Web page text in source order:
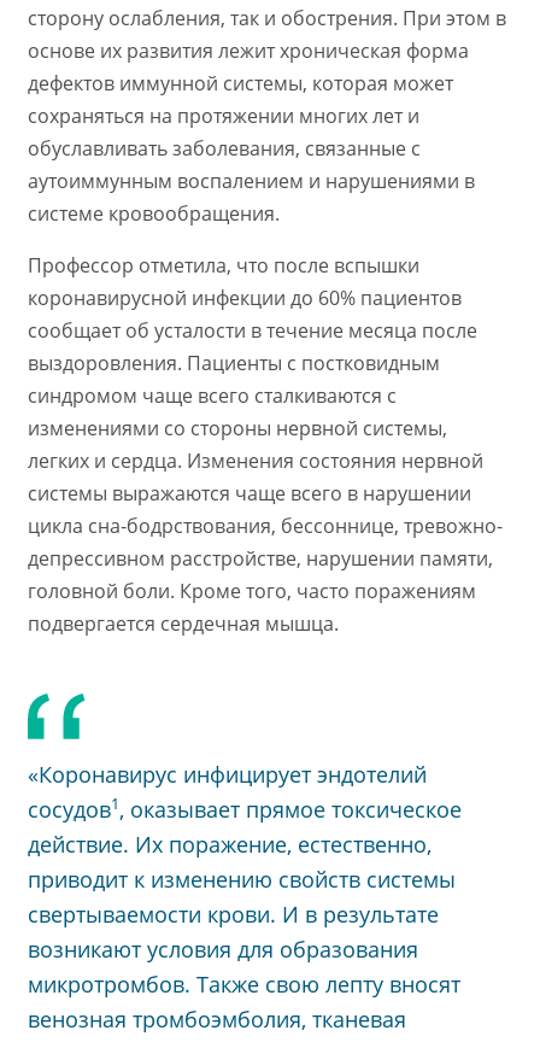
сторону ослабления, так и обострения. При этом в
основе их развития лежит хроническая форма
дефектов иммунной системы, которая может
сохраняться на протяжении многих лет и
обуславливать заболевания, связанные с
аутоиммунным воспалением и нарушениями в
системе кровообращения.
Профессор отметила, что после вспышки
коронавирусной инфекции до 60% пациентов
сообщает об усталости в течение месяца после
выздоровления. Пациенты с постковидным
синдромом чаще всего сталкиваются с
изменениями со стороны нервной системы,
легких и сердца. Изменения состояния нервной
системы выражаются чаще всего в нарушении
цикла сна-бодрствования, бессоннице, тревожно-
депрессивном расстройстве, нарушении памяти,
головной боли. Кроме того, часто поражениям
подвергается сердечная мышца.
«Коронавирус инфицирует эндотелий
сосудов1, оказывает прямое токсическое
действие. Их поражение, естественно,
приводит к изменению свойств системы
свертываемости крови. И в результате
возникают условия для образования
микротромбов. Также свою лепту вносят
венозная тромбоэмболия, тканевая